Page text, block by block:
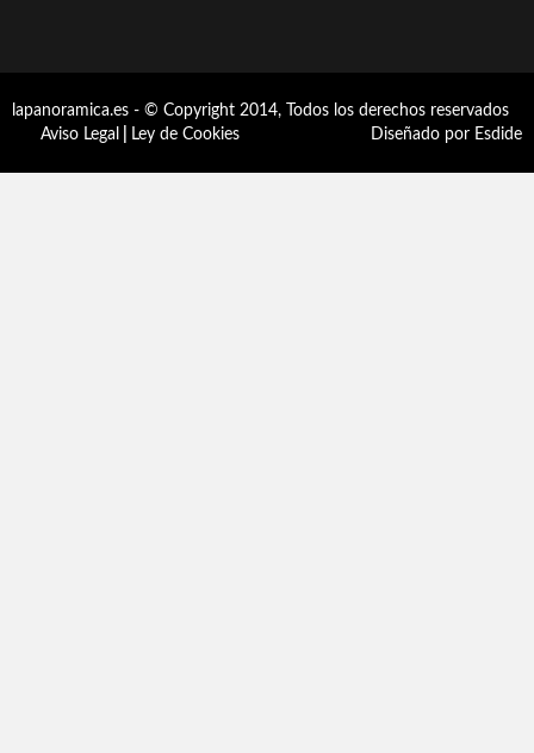
lapanoramica.es - © Copyright 2014, Todos los derechos reservados
Aviso Legal
Ley de Cookies Diseñado por Esdide